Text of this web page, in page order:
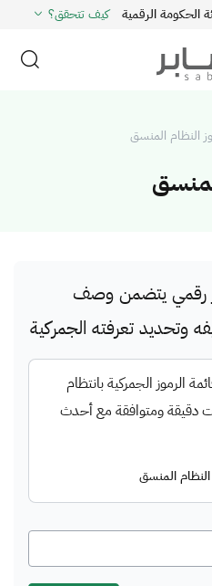
الرقمية كيف تتحقق؟
النظام المنسق
رقمي يتضمن وصف
وتحديد تعرفته الجمركية
الرموز الجمركية بانتظام
دقيقة ومتوافقة مع أحدث
المنسق